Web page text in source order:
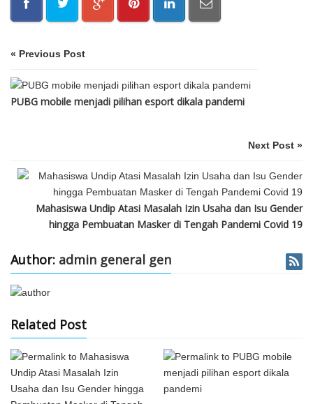
« Previous Post
PUBG mobile menjadi pilihan esport dikala pandemi
Next Post »
Mahasiswa Undip Atasi Masalah Izin Usaha dan Isu Gender
hingga Pembuatan Masker di Tengah Pandemi Covid 19
Author: admin general gen
Related Post